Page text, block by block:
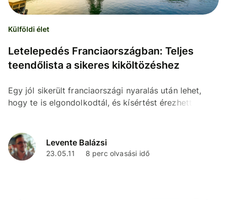
Külföldi élet
Letelepedés Franciaországban: Teljes
teendőlista a sikeres kiköltözéshez
Egy jól sikerült franciaországi nyaralás után lehet,
hogy te is elgondolkodtál, és kísértést érezhettél,
Levente Balázsi
23.05.11 8 perc olvasási idő